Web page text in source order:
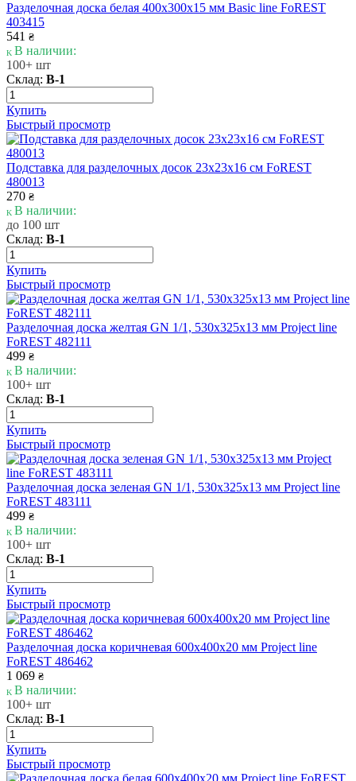
Разделочная доска белая 400х300х15 мм Basic line FoREST
403415
541 ₴
В наличии:
100+ шт
Склад: В-1
Купить
Быстрый просмотр
Подставка для разделочных досок 23х23х16 cм FoREST
480013
270 ₴
В наличии:
до 100 шт
Склад: В-1
Купить
Быстрый просмотр
Разделочная доска желтая GN 1/1, 530х325х13 мм Project line
FoREST 482111
499 ₴
В наличии:
100+ шт
Склад: В-1
Купить
Быстрый просмотр
Разделочная доска зеленая GN 1/1, 530х325х13 мм Project line
FoREST 483111
499 ₴
В наличии:
100+ шт
Склад: В-1
Купить
Быстрый просмотр
Разделочная доска коричневая 600х400х20 мм Project line
FoREST 486462
1 069 ₴
В наличии:
100+ шт
Склад: В-1
Купить
Быстрый просмотр